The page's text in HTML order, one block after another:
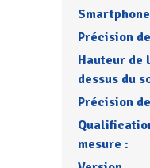
Précision
Hauteur de
dessus du
Précision
mesure :